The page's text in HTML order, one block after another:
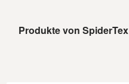
Produkte von SpiderTex